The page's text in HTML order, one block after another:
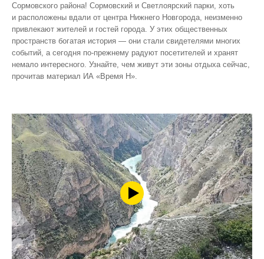
Сормовского района! Сормовский и Светлоярский парки, хоть
и расположены вдали от центра Нижнего Новгорода, неизменно
привлекают жителей и гостей города. У этих общественных
пространств богатая история — они стали свидетелями многих
событий, а сегодня по‑прежнему радуют посетителей и хранят
немало интересного. Узнайте, чем живут эти зоны отдыха сейчас,
прочитав материал ИА «Время Н».